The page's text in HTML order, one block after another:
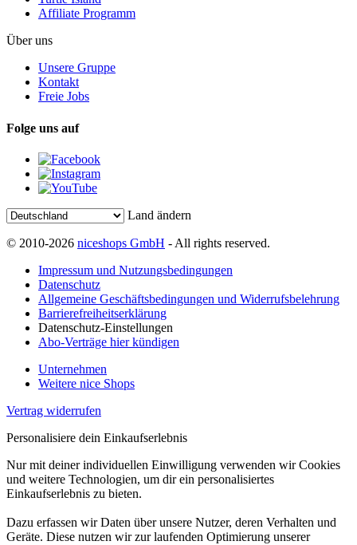
Affiliate Programm
Über uns
Unsere Gruppe
Kontakt
Freie Jobs
Folge uns auf
Land ändern
© 2010-2026 niceshops GmbH - All rights reserved.
Impressum und Nutzungsbedingungen
Datenschutz
Allgemeine Geschäftsbedingungen und Widerrufsbelehrung
Barrierefreiheitserklärung
Datenschutz-Einstellungen
Abo-Verträge hier kündigen
Unternehmen
Weitere nice Shops
Vertrag widerrufen
Personalisiere dein Einkaufserlebnis
Nur mit deiner individuellen Einwilligung verwenden wir Cookies
und weitere Technologien, um dir ein personalisiertes
Einkaufserlebnis zu bieten.
Dazu erfassen wir Daten über unsere Nutzer, deren Verhalten und
Geräte. Diese nutzen wir zur laufenden Optimierung unserer